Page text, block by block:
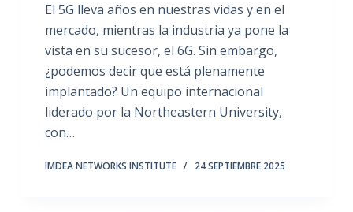
El 5G lleva años en nuestras vidas y en el
mercado, mientras la industria ya pone la
vista en su sucesor, el 6G. Sin embargo,
¿podemos decir que está plenamente
implantado? Un equipo internacional
liderado por la Northeastern University,
con…
IMDEA NETWORKS INSTITUTE 24 SEPTIEMBRE 2025